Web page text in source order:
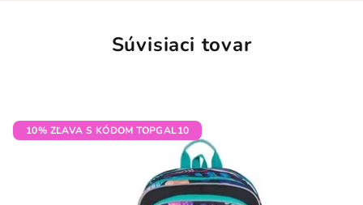
Súvisiaci tovar
10% ZĽAVA S KÓDOM TOPGAL10